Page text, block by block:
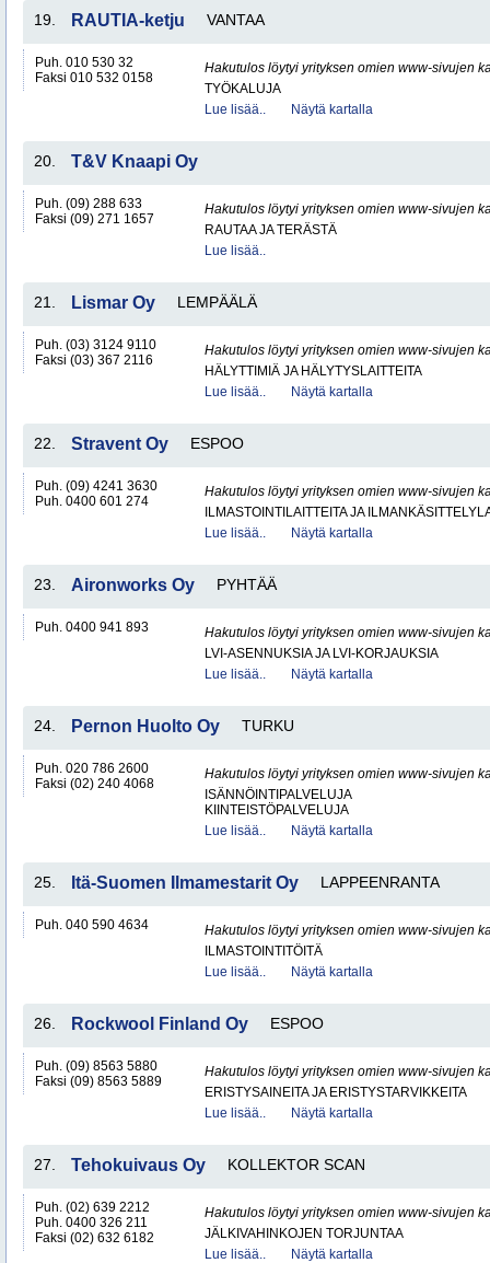
19. RAUTIA-ketju VANTAA
Puh. 010 530 32
Faksi 010 532 0158
Hakutulos löytyi yrityksen omien www-sivujen
TYÖKALUJA
Lue lisää..
Näytä kartalla
20. T&V Knaapi Oy
Puh. (09) 288 633
Faksi (09) 271 1657
Hakutulos löytyi yrityksen omien www-sivujen
RAUTAA JA TERÄSTÄ
Lue lisää..
21. Lismar Oy LEMPÄÄLÄ
Puh. (03) 3124 9110
Faksi (03) 367 2116
Hakutulos löytyi yrityksen omien www-sivujen
HÄLYTTIMIÄ JA HÄLYTYSLAITTEITA
Lue lisää..
Näytä kartalla
22. Stravent Oy ESPOO
Puh. (09) 4241 3630
Puh. 0400 601 274
Hakutulos löytyi yrityksen omien www-sivujen
ILMASTOINTILAITTEITA JA
Lue lisää..
Näytä kartalla
23. Aironworks Oy PYHTÄÄ
Puh. 0400 941 893
Hakutulos löytyi yrityksen omien www-sivujen
LVI-ASENNUKSIA JA LVI-KORJAUKSIA
Lue lisää..
Näytä kartalla
24. Pernon Huolto Oy TURKU
Puh. 020 786 2600
Faksi (02) 240 4068
Hakutulos löytyi yrityksen omien www-sivujen
ISÄNNÖINTIPALVELUJA
KIINTEISTÖPALVELUJA
Lue lisää..
Näytä kartalla
25. Itä-Suomen Ilmamestarit Oy LAPPEENRANTA
Puh. 040 590 4634
Hakutulos löytyi yrityksen omien www-sivujen
ILMASTOINTITÖITÄ
Lue lisää..
Näytä kartalla
26. Rockwool Finland Oy ESPOO
Puh. (09) 8563 5880
Faksi (09) 8563 5889
Hakutulos löytyi yrityksen omien www-sivujen
ERISTYSAINEITA JA ERISTYSTARVIKKEITA
Lue lisää..
Näytä kartalla
27. Tehokuivaus Oy KOLLEKTOR SCAN
Puh. (02) 639 2212
Puh. 0400 326 211
Faksi (02) 632 6182
Hakutulos löytyi yrityksen omien www-sivujen
JÄLKIVAHINKOJEN TORJUNTAA
Lue lisää..
Näytä kartalla